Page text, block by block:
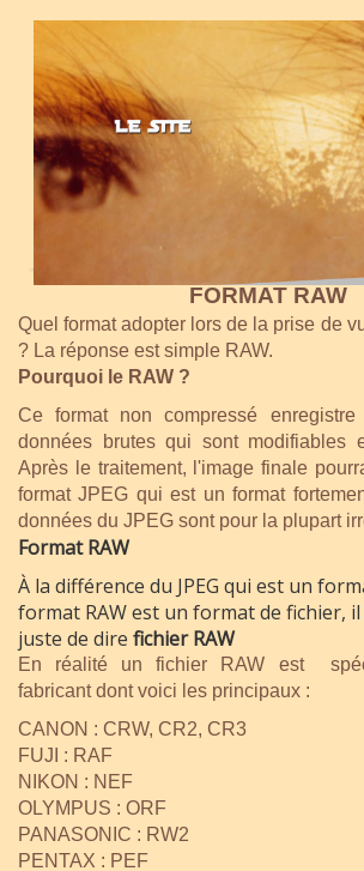
FORMAT RAW
Quel format adopter lors de la prise de
? La réponse est simple RAW.
Pourquoi le RAW ?
Ce format non compressé
données brutes qui sont modifiables
Après le traitement, l'image finale
format JPEG qui est un format
données du JPEG sont pour la plupart
Format RAW
À la différence du JPEG qui est un
format RAW est un format de fichier,
juste de dire fichier RAW
En réalité un fichier RAW est
fabricant dont voici les principaux :
CANON : CRW, CR2, CR3
FUJI : RAF
NIKON : NEF
OLYMPUS : ORF
PANASONIC : RW2
PENTAX : PEF